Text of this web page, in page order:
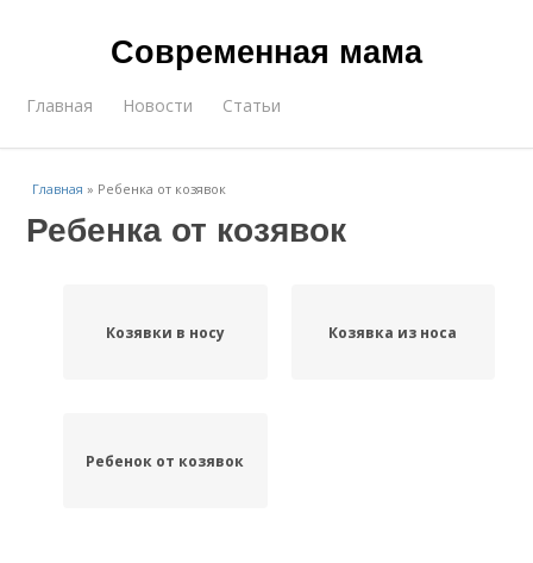
Современная мама
Главная Новости Статьи
Главная » Ребенка от козявок
Ребенка от козявок
Козявки в носу Козявка из носа
Ребенок от козявок